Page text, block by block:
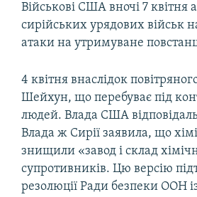
Військові США вночі 7
сирійських урядових військ
атаки на утримуване
4 квітня внаслідок
Шейхун, що перебуває під
людей. Влада США
Влада ж Сирії заявила, що
знищили «завод і склад
супротивників. Цю версію
резолюції Ради безпеки ООН